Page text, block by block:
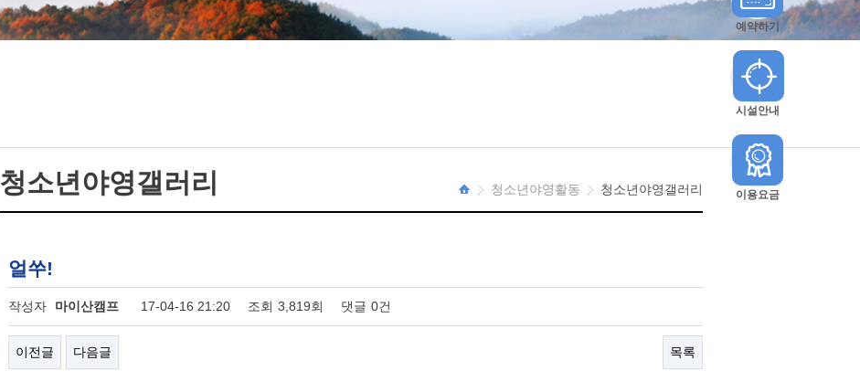
청소년야영갤러리 청소년야영활동 청소년야영갤러리
얼쑤!
작성자 마이산캠프 17-04-16 21:20 조회 3,819회 댓글 0건
이전글 다음글 목록
예약하기
시설안내
이용요금